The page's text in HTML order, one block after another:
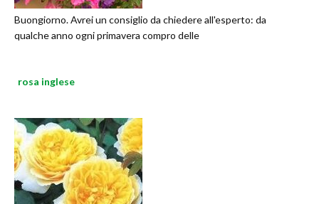
Buongiorno. Avrei un consiglio da chiedere all'esperto: da
qualche anno ogni primavera compro delle
rosa inglese